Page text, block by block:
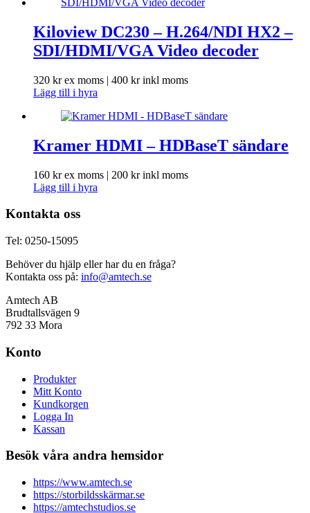
Kiloview DC230 – H.264/NDI HX2 –
SDI/HDMI/VGA Video decoder
320 krex moms | 400 krinkl moms
Lägg till i hyra
Kramer HDMI – HDBaseT sändare
160 krex moms | 200 krinkl moms
Lägg till i hyra
Kontakta oss
Tel: 0250-15095
Behöver du hjälp eller har du en fråga?
Kontakta oss på: info@amtech.se
Amtech AB
Brudtallsvägen 9
792 33 Mora
Konto
Produkter
Mitt Konto
Kundkorgen
Logga In
Kassan
Besök våra andra hemsidor
https://www.amtech.se
https://storbildsskärmar.se
https://amtechstudios.se